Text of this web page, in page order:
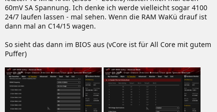
60mV SA Spannung. Ich denke ich werde vielleicht sogar 4100
24/7 laufen lassen - mal sehen. Wenn die RAM WaKü drauf ist
dann mal an C14/15 wagen.
So sieht das dann im BIOS aus (vCore ist für All Core mit gutem
Puffer)